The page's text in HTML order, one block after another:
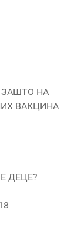
НА
ВАКЦИНА
ДЕЦЕ?